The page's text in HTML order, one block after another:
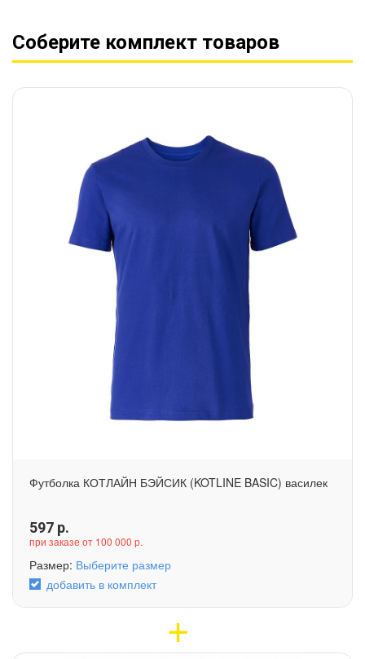
Соберите комплект товаров
Футболка КОТЛАЙН БЭЙСИК (KOTLINE BASIC) василек
597 р.
при заказе от 100 000 р.
Размер: Выберите размер
добавить в комплект